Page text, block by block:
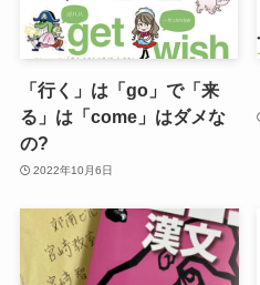
「行く」は「go」で「来
る」は「come」はダメな
の?
2022年10月6日